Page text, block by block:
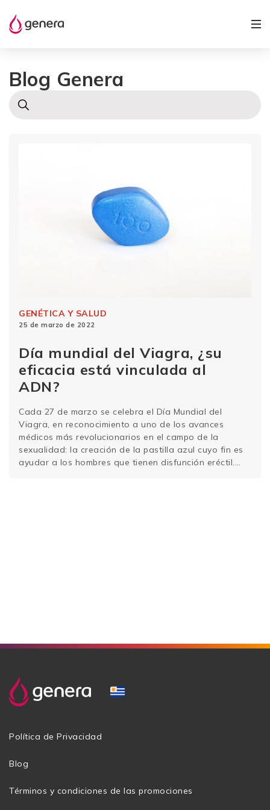
Blog Genera
GENÉTICA Y SALUD
25 de marzo de 2022
Día mundial del Viagra, ¿su
eficacia está vinculada al
ADN?
Cada 27 de marzo se celebra el Día Mundial del
Viagra, en reconocimiento a uno de los avances
médicos más revolucionarios en el campo de la
sexualidad: la creación de la pastilla azul cuyo fin es
ayudar a los hombres que tienen disfunción eréctil.
Política de Privacidad
Blog
Términos y condiciones de las promociones